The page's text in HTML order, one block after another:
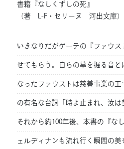
書籍『なしくずしの死』
（著 L-F・セリーヌ 河出文庫）
いきなりだがゲーテの『ファウス
せてもらう。自らの墓を掘る音と
なったファウストは慈善事業の
の有名な台詞「時よ止まれ、汝は
それから約100年後、本書の『な
ェルディナンも流れ行く瞬間の